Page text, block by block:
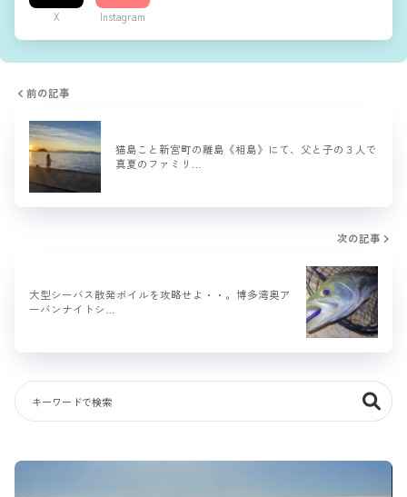
X Instagram
前の記事
猫島こと新宮町の離島《相島》にて、父と子の３人で
真夏のファミリ…
次の記事
大型シーバス散発ボイルを攻略せよ・・。博多湾奥ア
ーバンナイトシ…